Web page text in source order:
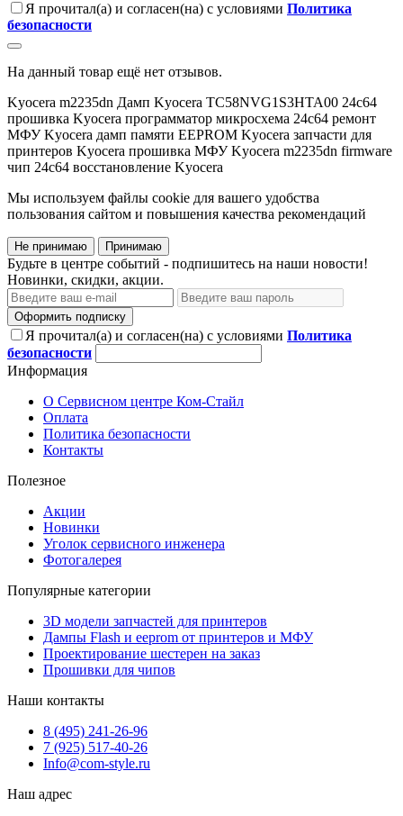
Я прочитал(а) и согласен(на) с условиями Политика
безопасности
На данный товар ещё нет отзывов.
Kyocera m2235dn Дамп Kyocera TC58NVG1S3HTA00 24c64
прошивка Kyocera программатор микросхема 24c64 ремонт
МФУ Kyocera дамп памяти EEPROM Kyocera запчасти для
принтеров Kyocera прошивка МФУ Kyocera m2235dn firmware
чип 24c64 восстановление Kyocera
Мы используем файлы cookie для вашего удобства
пользования сайтом и повышения качества рекомендаций
Не принимаю Принимаю
Будьте в центре событий - подпишитесь на наши новости!
Новинки, скидки, акции.
Оформить подписку
Я прочитал(а) и согласен(на) с условиями Политика
безопасности
Информация
О Сервисном центре Ком-Стайл
Оплата
Политика безопасности
Контакты
Полезное
Акции
Новинки
Уголок сервисного инженера
Фотогалерея
Популярные категории
3D модели запчастей для принтеров
Дампы Flash и eeprom от принтеров и МФУ
Проектирование шестерен на заказ
Прошивки для чипов
Наши контакты
8 (495) 241-26-96
7 (925) 517-40-26
Info@com-style.ru
Наш адрес